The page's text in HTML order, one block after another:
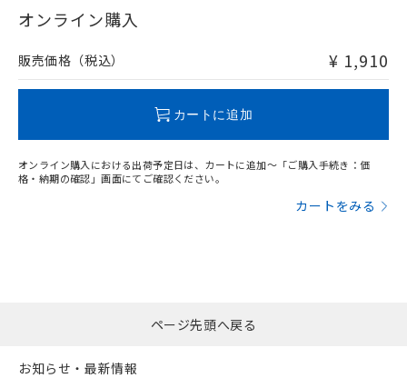
在庫等で未対応品が混在する可能性があります。
問い合わせください。
オンライン購入
販売価格（税込） ¥ 1,910
カートに追加
オンライン購入における出荷予定日は、カートに追加～「ご購入手続き：価
格・納期の確認」画面にてご確認ください。
カートをみる
ページ先頭へ戻る
お知らせ・最新情報